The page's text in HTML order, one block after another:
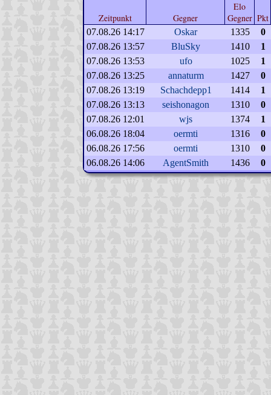
Zeitpunkt Gegner
Elo
Gegner Pkt
07.08.26 14:17 Oskar 1335
0
07.08.26 13:57
BluSky 1410
1
07.08.26 13:53
ufo 1025
1
07.08.26 13:25
annaturm 1427
0
07.08.26 13:19
Schachdepp1 1414
1
07.08.26 13:13
seishonagon 1310
0
07.08.26 12:01
wjs 1374
1
06.08.26 18:04
oermti 1316
0
06.08.26 17:56
oermti 1310
0
06.08.26 14:06
AgentSmith 1436 0